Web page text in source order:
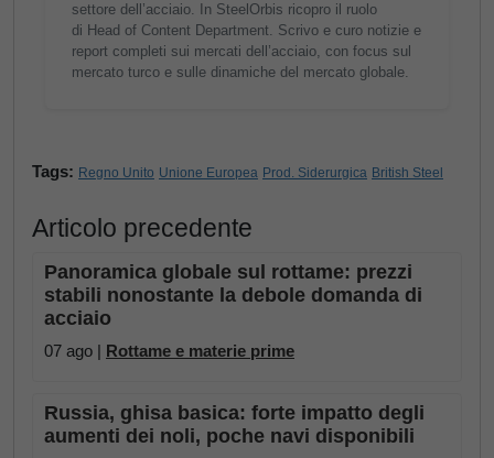
settore dell’acciaio. In SteelOrbis ricopro il ruolo
di Head of Content Department. Scrivo e curo notizie e
report completi sui mercati dell’acciaio, con focus sul
mercato turco e sulle dinamiche del mercato globale.
Tags: Regno Unito Unione Europea Prod. Siderurgica British Steel
Articolo precedente
Panoramica globale sul rottame: prezzi
stabili nonostante la debole domanda di
acciaio
07 ago | Rottame e materie prime
Russia, ghisa basica: forte impatto degli
aumenti dei noli, poche navi disponibili